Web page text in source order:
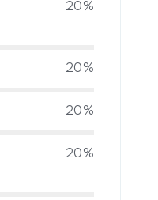
20%
20%
20%
20%